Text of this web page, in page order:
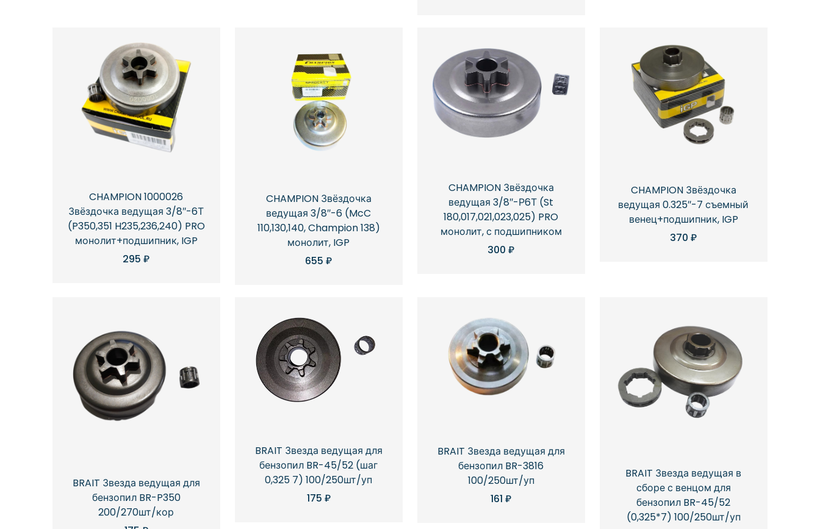
CHAMPION 1000026
Звёздочка ведущая 3/8″-6Т
(P350,351 H235,236,240) PRO
монолит+подшипник, IGP
295₽
CHAMPION Звёздочка
ведущая 3/8″-6 (McC
110,130,140, Champion 138)
монолит, IGP
655₽
CHAMPION Звёздочка
ведущая 3/8″-Р6Т (St
180,017,021,023,025) PRO
монолит, с подшипником
300₽
CHAMPION Звёздочка
ведущая 0.325″-7 съемный
венец+подшипник, IGP
370₽
BRAIT Звезда ведущая для
бензопил BR-P350
200/270шт/кор
BRAIT Звезда ведущая для
бензопил BR-45/52 (шаг
0,325 7) 100/250шт/уп
175 ₽
BRAIT Звезда ведущая для
бензопил BR-3816
100/250шт/уп
161₽
BRAIT Звезда ведущая в
сборе с венцом для
бензопил BR-45/52
(0,325*7) 100/250шт/уп